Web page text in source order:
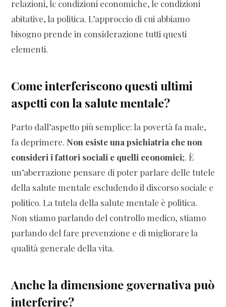
relazioni, lc condizioni economiche, le condizioni
abitative, la politica. L’approccio di cui abbiamo
bisogno prende in considerazione tutti questi
elementi.
Come interferiscono questi ultimi
aspetti con la salute mentale?
Parto dall’aspetto più semplice: la povertà fa male,
fa deprimere. Non esiste una psichiatria che non
consideri i fattori sociali e quelli economici;. È
un’aberrazione pensare di poter parlare delle tutele
della salute mentale escludendo il discorso sociale e
politico. La tutela della salute mentale è politica.
Non stiamo parlando del controllo medico, stiamo
parlando del fare prevenzione e di migliorare la
qualità generale della vita.
Anche la dimensione governativa può
interferire?